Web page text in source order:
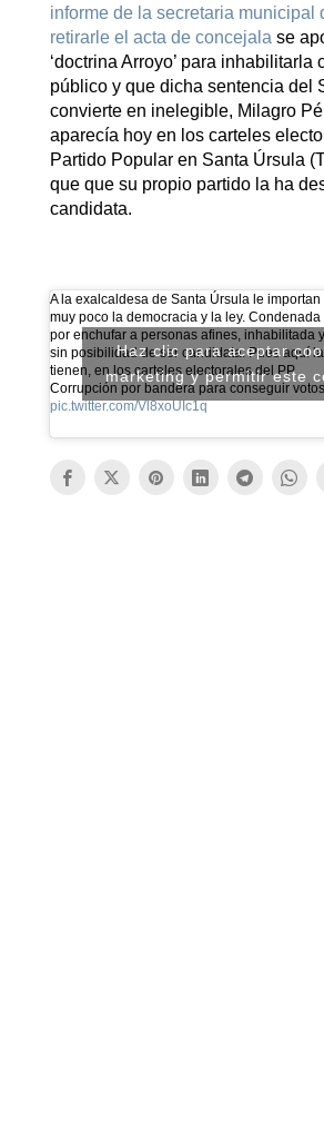
informe de la secretaria municipal
retirarle el acta de concejala se
‘doctrina Arroyo’ para inhabilitarla
público y que dicha sentencia del
convierte en inelegible, Milagro
aparecía hoy en los carteles
Partido Popular en Santa Úrsula
que que su propio partido la ha
candidata.
A la exalcaldesa de Santa Úrsula le importan
muy poco la democracia y la ley. Condenada
por enchufar a personas afines, inhabilitada y
sin posibilidad de ser candidata. Pues aquí la
tienen, en los carteles electorales del PP.
Corrupción por bandera para conseguir
pic.twitter.com/Vl8xoUIc1q
Haz clic para aceptar
marketing y permitir este